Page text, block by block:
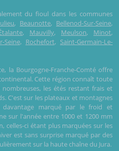
du fioul dans les communes
, Beaunotte, Bellenod-Sur-Seine,
, Mauvilly, Meulson, Minot,
Seine, Rochefort, Saint-Germain-Le-
la Bourgogne-Franche-Comté offre
Cette région connaît toute
les étés restant frais et
C'est sur les plateaux et montagnes
marqué par le froid et
sur l'année entre 1000 et 1200 mm
celles-ci étant plus marquées sur les
est sans surprise marqué par des
sur la haute chaîne du Jura.